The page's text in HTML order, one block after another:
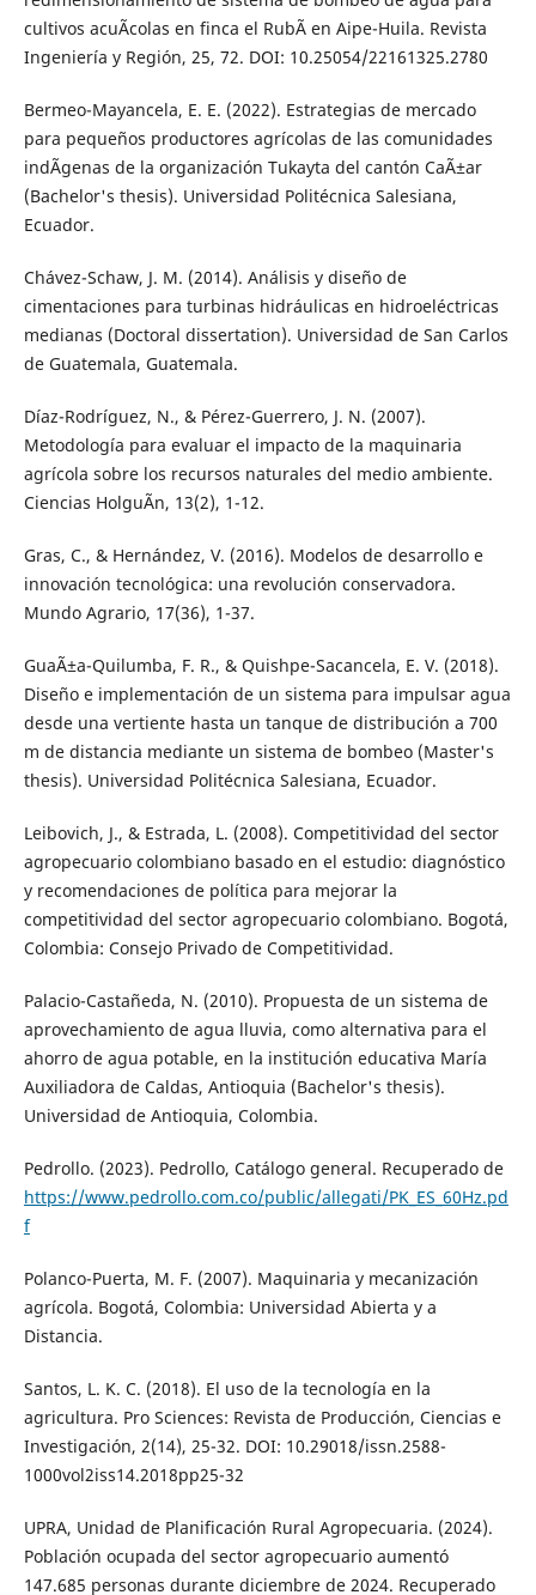
cultivos acuÃ­colas en finca el RubÃ­ en Aipe-Huila. Revista
Ingeniería y Región, 25, 72. DOI: 10.25054/22161325.2780
Bermeo-Mayancela, E. E. (2022). Estrategias de mercado
para pequeños productores agrícolas de las comunidades
indÃ­genas de la organización Tukayta del cantón CaÃ±ar
(Bachelor's thesis). Universidad Politécnica Salesiana,
Ecuador.
Chávez-Schaw, J. M. (2014). Análisis y diseño de
cimentaciones para turbinas hidráulicas en hidroeléctricas
medianas (Doctoral dissertation). Universidad de San Carlos
de Guatemala, Guatemala.
Díaz-Rodríguez, N., & Pérez-Guerrero, J. N. (2007).
Metodología para evaluar el impacto de la maquinaria
agrícola sobre los recursos naturales del medio ambiente.
Ciencias HolguÃ­n, 13(2), 1-12.
Gras, C., & Hernández, V. (2016). Modelos de desarrollo e
innovación tecnológica: una revolución conservadora.
Mundo Agrario, 17(36), 1-37.
GuaÃ±a-Quilumba, F. R., & Quishpe-Sacancela, E. V. (2018).
Diseño e implementación de un sistema para impulsar agua
desde una vertiente hasta un tanque de distribución a 700
m de distancia mediante un sistema de bombeo (Master's
thesis). Universidad Politécnica Salesiana, Ecuador.
Leibovich, J., & Estrada, L. (2008). Competitividad del sector
agropecuario colombiano basado en el estudio: diagnóstico
y recomendaciones de política para mejorar la
competitividad del sector agropecuario colombiano. Bogotá,
Colombia: Consejo Privado de Competitividad.
Palacio-Castañeda, N. (2010). Propuesta de un sistema de
aprovechamiento de agua lluvia, como alternativa para el
ahorro de agua potable, en la institución educativa María
Auxiliadora de Caldas, Antioquia (Bachelor's thesis).
Universidad de Antioquia, Colombia.
Pedrollo. (2023). Pedrollo, Catálogo general. Recuperado de
https://www.pedrollo.com.co/public/allegati/PK_ES_60Hz.pd
f
Polanco-Puerta, M. F. (2007). Maquinaria y mecanización
agrícola. Bogotá, Colombia: Universidad Abierta y a
Distancia.
Santos, L. K. C. (2018). El uso de la tecnología en la
agricultura. Pro Sciences: Revista de Producción, Ciencias e
Investigación, 2(14), 25-32. DOI: 10.29018/issn.2588-
1000vol2iss14.2018pp25-32
UPRA, Unidad de Planificación Rural Agropecuaria. (2024).
Población ocupada del sector agropecuario aumentó
147.685 personas durante diciembre de 2024. Recuperado